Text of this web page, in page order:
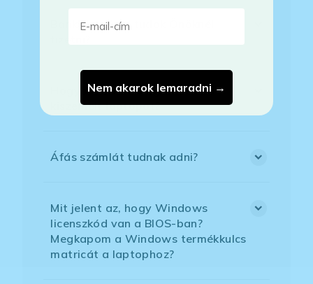
Bankkártyával tudok Önöknél
Hogyan tudom megrendelni a
kiszemelt laptopot?
Áfás számlát tudnak adni?
Mit jelent az, hogy Windows
licenszkód van a BIOS-ban?
Megkapom a Windows termékkulcs
matricát a laptophoz?
Nem akarok lemaradni →